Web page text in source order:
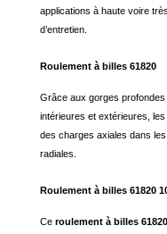
applications à haute voire
d’entretien.
Roulement à billes 61820
Grâce aux gorges
intérieures et extérieures, les
des charges axiales dans
radiales.
Roulement à billes 61820
Ce roulement à billes